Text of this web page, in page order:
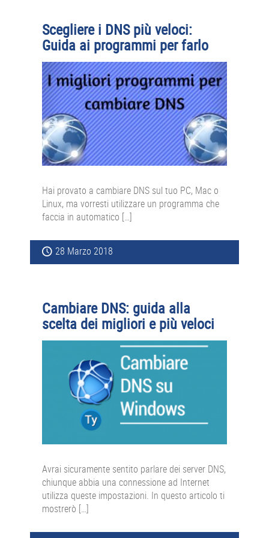
Scegliere i DNS più veloci:
Guida ai programmi per farlo
Hai provato a cambiare DNS sul tuo PC, Mac o
Linux, ma vorresti utilizzare un programma che
faccia in automatico […]
28 Marzo 2018
Cambiare DNS: guida alla
scelta dei migliori e più veloci
Avrai sicuramente sentito parlare dei server DNS,
chiunque abbia una connessione ad Internet
utilizza queste impostazioni. In questo articolo ti
mostrerò […]